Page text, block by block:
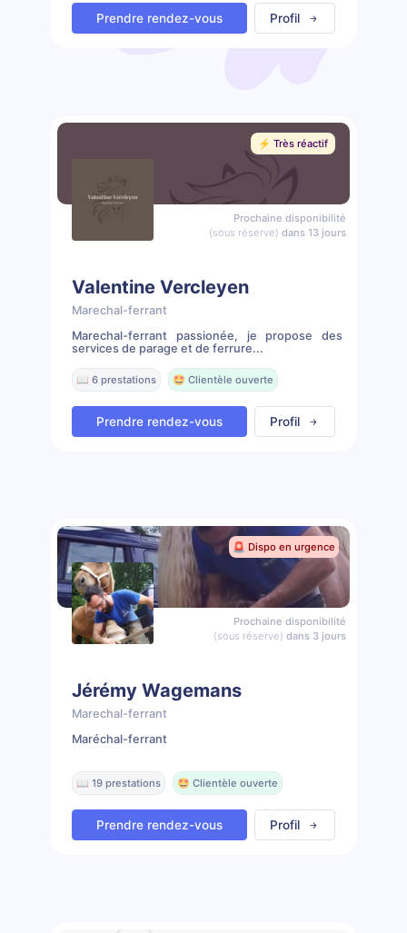
Prendre rendez-vous Profil
⚡️ Très réactif
Prochaine disponibilité
(sous réserve) dans 13 jours
Valentine Vercleyen
Marechal-ferrant
Marechal-ferrant passionée, je propose des
services de parage et de ferrure...
📖 6 prestations 🤩 Clientèle ouverte
Prendre rendez-vous Profil
🚨 Dispo en urgence
Prochaine disponibilité
(sous réserve) dans 3 jours
Jérémy Wagemans
Marechal-ferrant
Maréchal-ferrant
📖 19 prestations 🤩 Clientèle ouverte
Prendre rendez-vous Profil